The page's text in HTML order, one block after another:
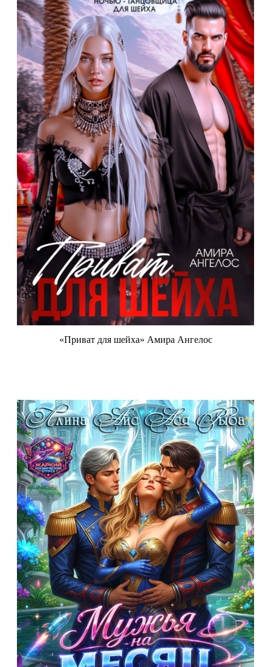
«Приват для шейха» Амира Ангелос